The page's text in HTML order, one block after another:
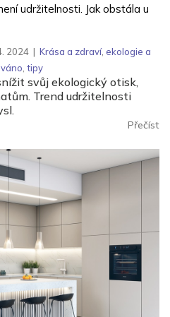
udržitelnosti. Jak obstála u
2024 | Krása a zdraví, ekologie a
tipy
svůj ekologický otisk,
Trend udržitelnosti
Přečíst